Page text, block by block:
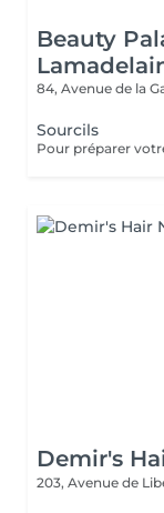
Beauty
84, Avenue de la
Sourcils
Demir's
203, Avenue de